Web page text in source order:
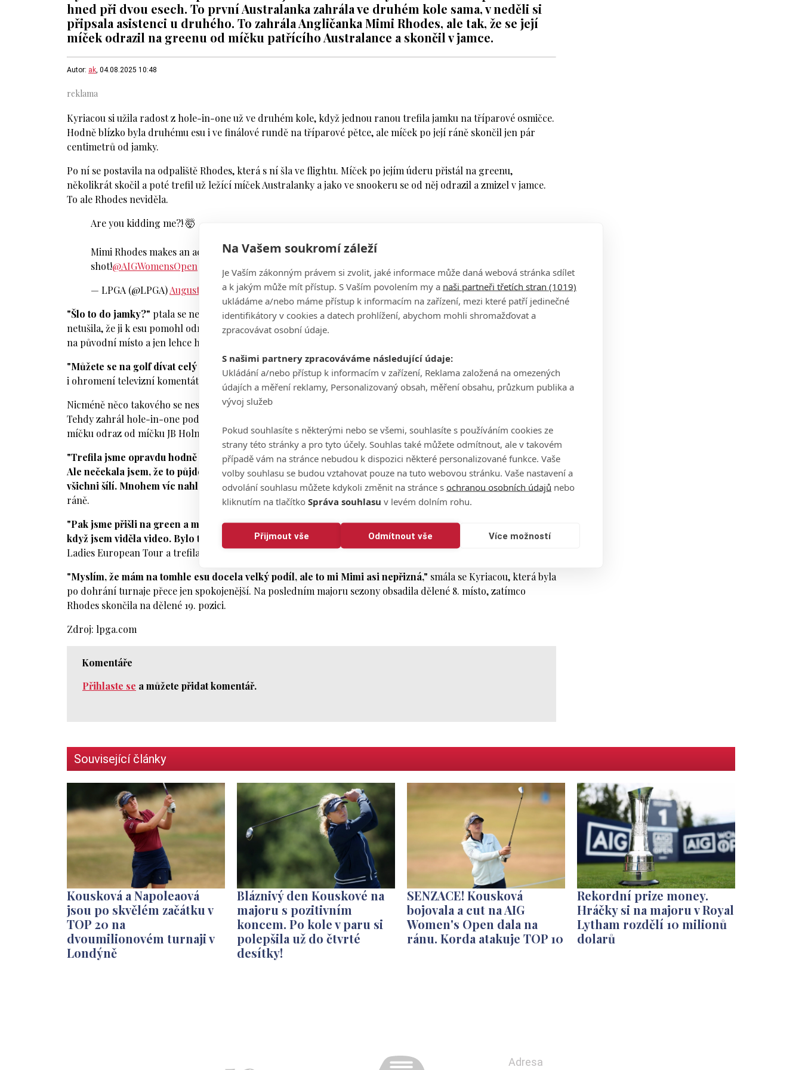
Na Vašem soukromí záleží
Je Vaším zákonným právem si zvolit, jaké informace může daná webová stránka sdílet
a k jakým může mít přístup. S Vaším povolením my a naši partneři třetích stran (1019)
ukládáme a/nebo máme přístup k informacím na zařízení, mezi které patří jedinečné
identifikátory v cookies a datech prohlížení, abychom mohli shromažďovat a
zpracovávat osobní údaje.
S našimi partnery zpracováváme následující údaje:
Ukládání a/nebo přístup k informacím v zařízení, Reklama založená na omezených
údajích a měření reklamy, Personalizovaný obsah, měření obsahu, průzkum publika a
vývoj služeb
Pokud souhlasíte s některými nebo se všemi, souhlasíte s používáním cookies ze
strany této stránky a pro tyto účely. Souhlas také můžete odmítnout, ale v takovém
případě vám na stránce nebudou k dispozici některé personalizované funkce. Vaše
volby souhlasu se budou vztahovat pouze na tuto webovou stránku. Vaše nastavení a
odvolání souhlasu můžete kdykoli změnit na stránce s ochranou osobních údajů nebo
kliknutím na tlačítko Správa souhlasu v levém dolním rohu.
Přijmout vše Odmítnout vše Více možností
hned při dvou esech. To první Australanka zahrála ve druhém kole sama, v neděli si
připsala asistenci u druhého. To zahrála Angličanka Mimi Rhodes, ale tak, že se její
míček odrazil na greenu od míčku patřícího Australance a skončil v jamce.
Autor: ak, 04.08.2025 10:48
Kyriacou si užila radost z hole-in-one už ve druhém kole, když jednou ranou trefila jamku na tříparové osmičce.
Hodně blízko byla druhému esu i ve finálové rundě na tříparové pětce, ale míček po její ráně skončil jen pár
centimetrů od jamky.
Po ní se postavila na odpaliště Rhodes, která s ní šla ve flightu. Míček po jejím úderu přistál na greenu,
několikrát skočil a poté trefil už ležící míček Australanky a jako ve snookeru se od něj odrazil a zmizel v jamce.
To ale Rhodes neviděla.
Are you kidding me?! 🤯
Mimi Rhodes makes an ace after her ball bounces off of Steph Kyriacou’s near perfect
shot!@AIGWomensOpen
pic.twitter.com/6Wx1cUmDOe
— LPGA (@LPGA)August 3, 2025
"Šlo to do jamky?" ptala se nevěřícně ještě na odpališti v reakci na bouřlivý jásot diváků u greenu. A už vůbec
netušila, že ji k esu pomohl odraz od míčku její parťačky ve flightu. Ta po příchodu na green vrátila svůj míček
na původní místo a jen lehce ho doklepla do birdie.
"Můžete se na golf dívat celý život, ale už nikdy něco takového neuvidíte,"reagovali na hodně neobyčejné eso
i ohromení televizní komentátoři.
Nicméně něco takového se nestalo poprvé. Podobně neuvěřitelný moment se odehrál na Masters v roce 2016.
Tehdy zahrál hole-in-one podobným stylem Louis Oosthuizen na tříparové šestnáctce a do jamky pomohl jeho
míčku odraz od míčku JB Holmese.
"Trefila jsme opravdu hodně dobrou ránu osmičkou železem. Trefila jsem to přesně tam, kam jsem chtěla.
Ale nečekala jsem, že to půjde do jamky. Prostě jsem zvedla týčko po svém odpalu, ale pak jsem slyšela, jak
všichni šílí. Mnohem víc nahlas než obvykle, takže jsem tušila, že se něco stalo,"popsala Rhodes dění po své
ráně.
"Pak jsme přišli na green a můj míček byl v jamce. Netušila jsem, že to trefilo Stephiin míček. To až později,
když jsem viděla video. Bylo to neuvěřitelné,"přiznala 23letá Angličanka, která letos vyhrála už tři turnaje
Ladies European Tour a trefila už jedno eso v červnu na Tenerife Open.
"Myslím, že mám na tomhle esu docela velký podíl, ale to mi Mimi asi nepřizná," smála se Kyriacou, která byla
po dohrání turnaje přece jen spokojenější. Na posledním majoru sezony obsadila dělené 8. místo, zatímco
Rhodes skončila na dělené 19. pozici.
Zdroj: lpga.com
Komentáře
Přihlaste se a můžete přidat komentář.
Související články
Kousková a Napoleaová
jsou po skvělém začátku v
TOP 20 na
dvoumilionovém turnaji v
Londýně
Bláznivý den Kouskové na
majoru s pozitivním
koncem. Po kole v paru si
polepšila už do čtvrté
desítky!
SENZACE! Kousková
bojovala a cut na AIG
Women's Open dala na
ránu. Korda atakuje TOP 10
Rekordní prize money.
Hráčky si na majoru v Royal
Lytham rozdělí 10 milionů
dolarů
Adresa